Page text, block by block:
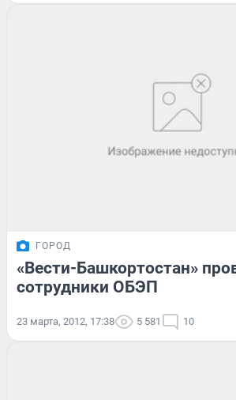
ГОРОД
«Вести-Башкортостан»
сотрудники ОБЭП
23 марта, 2012, 17:38 5 581 10